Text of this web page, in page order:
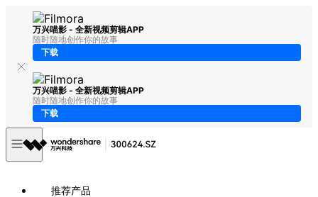
万兴喵影 - 全新视频剪辑APP
随时随地创作你的故事
下载
万兴喵影 - 全新视频剪辑APP
随时随地创作你的故事
下载
推荐产品